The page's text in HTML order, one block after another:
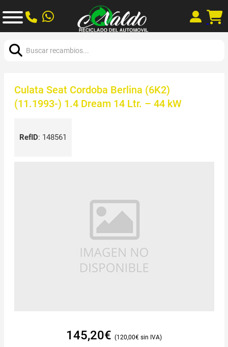
Culata Seat Cordoba Berlina (6K2)
(11.1993-) 1.4 Dream 14 Ltr. – 44 kW
RefID: 148561
145,20€ 120,00€